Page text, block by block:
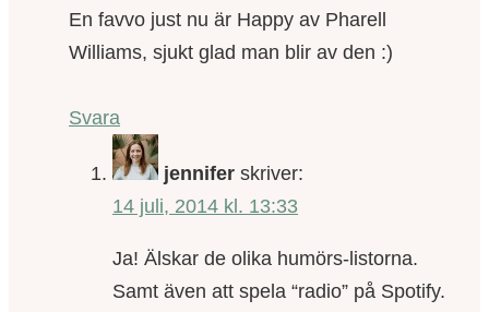
En favvo just nu är Happy av Pharell
Williams, sjukt glad man blir av den :)
Svara
jennifer skriver:
14 juli, 2014 kl. 13:33
Ja! Älskar de olika humörs-listorna.
Samt även att spela “radio” på Spotify.